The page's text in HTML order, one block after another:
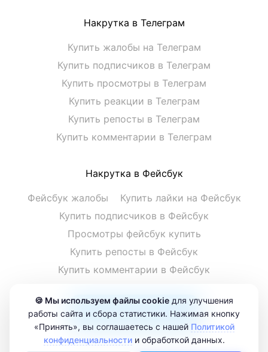
Накрутка в Телеграм
Купить жалобы на Телеграм
Купить подписчиков в Телеграм
Купить просмотры в Телеграм
Купить реакции в Телеграм
Купить репосты в Телеграм
Купить комментарии в Телеграм
Накрутка в Фейсбук
Фейсбук жалобы
Купить лайки на Фейсбук
Купить подписчиков в Фейсбук
Просмотры фейсбук купить
Купить репосты в Фейсбук
Купить комментарии в Фейсбук
Смотреть все услуги
🍪 Мы используем файлы cookie для улучшения
работы сайта и сбора статистики. Нажимая кнопку
«Принять», вы соглашаетесь с нашей Политикой
конфиденциальностии обработкой данных.